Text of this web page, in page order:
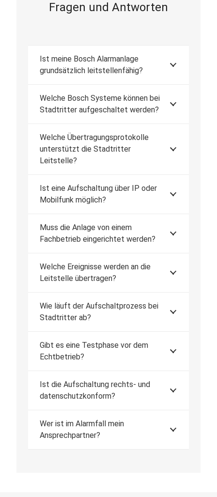
Fragen und Antworten
Ist meine Bosch Alarmanlage
grundsätzlich leitstellenfähig?
Welche Bosch Systeme können bei
Stadtritter aufgeschaltet werden?
Welche Übertragungsprotokolle
unterstützt die Stadtritter
Leitstelle?
Ist eine Aufschaltung über IP oder
Mobilfunk möglich?
Muss die Anlage von einem
Fachbetrieb eingerichtet werden?
Welche Ereignisse werden an die
Leitstelle übertragen?
Wie läuft der Aufschaltprozess bei
Stadtritter ab?
Gibt es eine Testphase vor dem
Echtbetrieb?
Ist die Aufschaltung rechts- und
datenschutzkonform?
Wer ist im Alarmfall mein
Ansprechpartner?